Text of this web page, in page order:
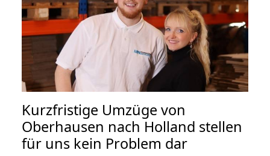
Kurzfristige Umzüge von
Oberhausen nach Holland stellen
für uns kein Problem dar